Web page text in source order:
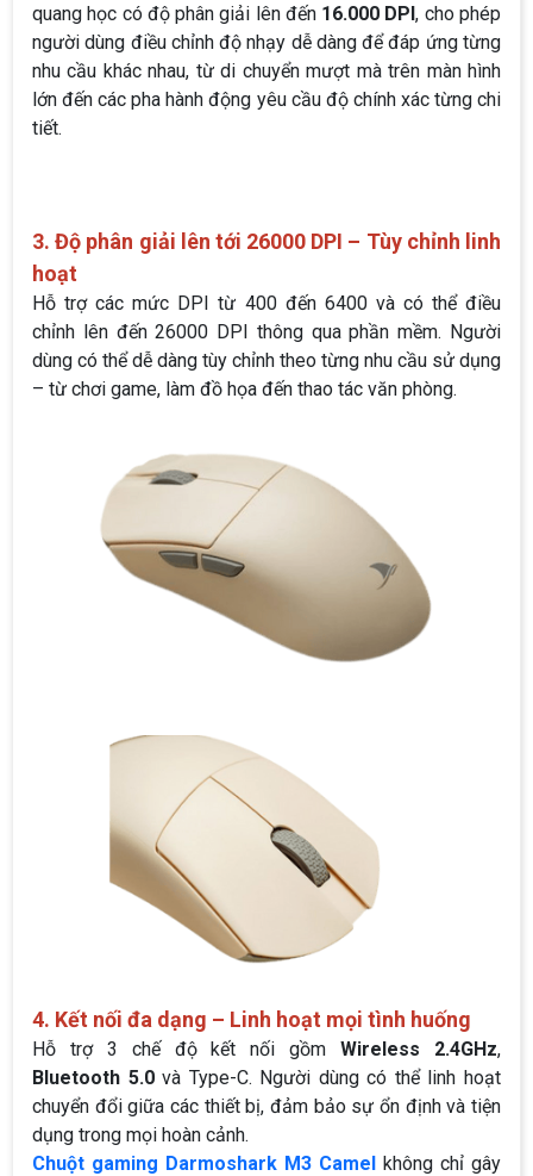
quang học có độ phân giải lên đến 16.000 DPI, cho phép
người dùng điều chỉnh độ nhạy dễ dàng để đáp ứng từng
nhu cầu khác nhau, từ di chuyển mượt mà trên màn hình
lớn đến các pha hành động yêu cầu độ chính xác từng chi
tiết.
3. Độ phân giải lên tới 26000 DPI – Tùy chỉnh linh
hoạt
Hỗ trợ các mức DPI từ 400 đến 6400 và có thể điều
chỉnh lên đến 26000 DPI thông qua phần mềm. Người
dùng có thể dễ dàng tùy chỉnh theo từng nhu cầu sử dụng
– từ chơi game, làm đồ họa đến thao tác văn phòng.
4. Kết nối đa dạng – Linh hoạt mọi tình huống
Hỗ trợ 3 chế độ kết nối gồmWireless 2.4GHz,
Bluetooth 5.0và Type-C. Người dùng có thể linh hoạt
chuyển đổi giữa các thiết bị, đảm bảo sự ổn định và tiện
dụng trong mọi hoàn cảnh.
Chuột gaming Darmoshark M3 Camel không chỉ gây